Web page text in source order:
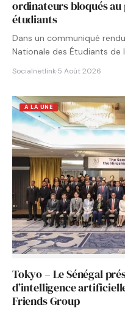
ordinateurs bloqués
étudiants
Dans un communiqué
Nationale des Étudiants de
Socialnetlink·5 Août 2026
A LA UNE
Tokyo – Le Sénégal
d’intelligence
Friends Group